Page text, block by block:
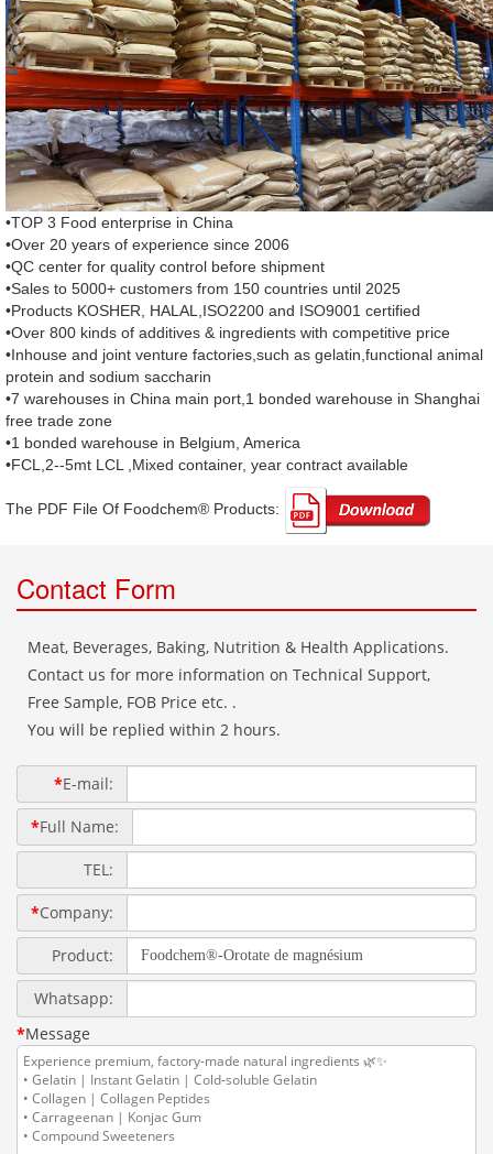
•TOP 3 Food enterprise in China
•Over 20 years of experience since 2006
•QC center for quality control before shipment
•Sales to 5000+ customers from 150 countries until 2025
•Products KOSHER, HALAL,ISO2200 and ISO9001 certified
•Over 800 kinds of additives & ingredients with competitive price
•Inhouse and joint venture factories,such as gelatin,functional animal
protein and sodium saccharin
•7 warehouses in China main port,1 bonded warehouse in Shanghai
free trade zone
•1 bonded warehouse in Belgium, America
•FCL,2--5mt LCL ,Mixed container, year contract available
The PDF File Of Foodchem® Products: